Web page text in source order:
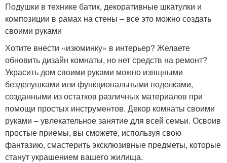
Подушки в технике батик, декоративные шкатулки и
композиции в рамах на стены – все это можно создать
своими руками
Хотите внести «изюминку» в интерьер? Желаете
обновить дизайн комнаты, но нет средств на ремонт?
Украсить дом своими руками можно изящными
безделушками или функциональными поделками,
созданными из остатков различных материалов при
помощи простых инструментов. Декор комнаты своими
руками – увлекательное занятие для всей семьи. Освоив
простые приемы, вы сможете, используя свою
фантазию, смастерить эксклюзивные предметы, которые
станут украшением вашего жилища.